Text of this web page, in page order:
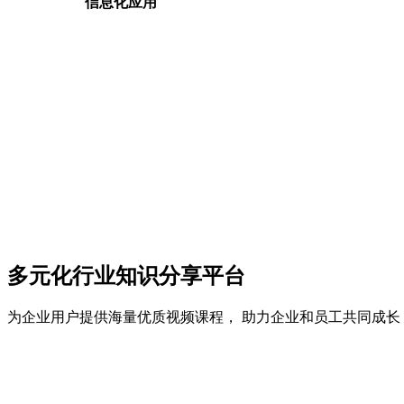
多元化行业知识分享平台
为企业用户提供海量优质视频课程， 助力企业和员工共同成长